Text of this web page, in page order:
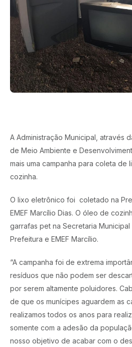
A Administração Municipal, através
de Meio Ambiente e
mais uma campanha para coleta
cozinha.
O lixo eletrônico foi coletado na
EMEF Marcílio Dias. O óleo de
garrafas pet na Secretaria Municipal
Prefeitura e EMEF Marcílio.
“A campanha foi de extrema
resíduos que não podem ser
por serem altamente poluidores.
de que os munícipes aguardem as
realizamos todos os anos para
somente com a adesão da
nosso objetivo de acabar com o